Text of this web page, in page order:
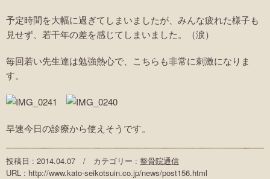
予定時間を大幅に過ぎてしまいましたが、みんな疲れた様子も
見せず、若干年の差を感じてしまいました。（涙）
毎回若い先生達は勉強熱心で、こちらも非常に刺激になりま
す。
早速今日の診療から使えそうです。
投稿日 : 2014.04.07 / カテゴリー : 整骨院通信
URL : http://www.kato-seikotsuin.co.jp/news/post156.html